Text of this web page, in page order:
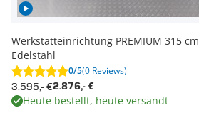
Werkstatteinrichtung PREMIUM 315 cm
Edelstahl
0/5(0 Reviews)
2.876,- €
3.595,- €
Heute bestellt, heute versandt